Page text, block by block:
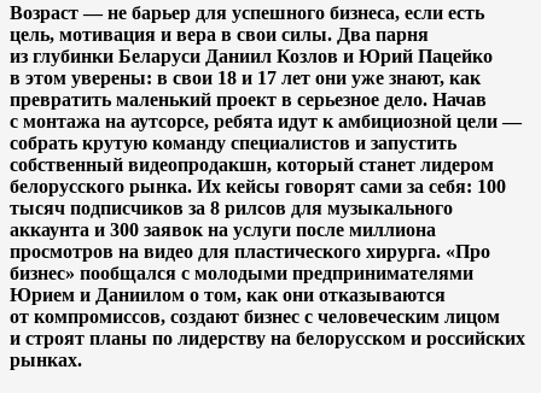
Возраст — не барьер для успешного бизнеса, если есть
цель, мотивация и вера в свои силы. Два парня
из глубинки Беларуси Даниил Козлов и Юрий Пацейко
в этом уверены: в свои 18 и 17 лет они уже знают, как
превратить маленький проект в серьезное дело. Начав
с монтажа на аутсорсе, ребята идут к амбициозной цели —
собрать крутую команду специалистов и запустить
собственный видеопродакшн, который станет лидером
белорусского рынка. Их кейсы говорят сами за себя: 100
тысяч подписчиков за 8 рилсов для музыкального
аккаунта и 300 заявок на услуги после миллиона
просмотров на видео для пластического хирурга. «Про
бизнес» пообщался с молодыми предпринимателями
Юрием и Даниилом о том, как они отказываются
от компромиссов, создают бизнес с человеческим лицом
и строят планы по лидерству на белорусском и российских
рынках.